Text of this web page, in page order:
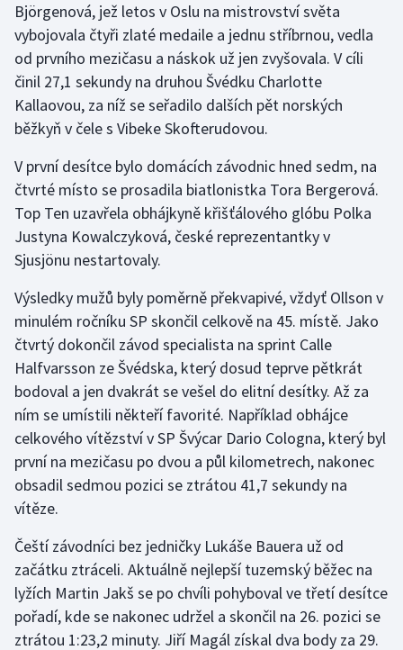
Judo
Krasobruslení
Lezení
Moderní pětiboj
Motorsport
Olympijské hry
Parasport
Plavání
Plážový volejbal
Ragby
Rychlobruslení
Short track
Sportovní střelba
Björgenová, jež letos v Oslu na mistrovství světa
vybojovala čtyři zlaté medaile a jednu stříbrnou, vedla
od prvního mezičasu a náskok už jen zvyšovala. V cíli
činil 27,1 sekundy na druhou Švédku Charlotte
Kallaovou, za níž se seřadilo dalších pět norských
běžkyň v čele s Vibeke Skofterudovou.
V první desítce bylo domácích závodnic hned sedm, na
čtvrté místo se prosadila biatlonistka Tora Bergerová.
Top Ten uzavřela obhájkyně křišťálového glóbu Polka
Justyna Kowalczyková, české reprezentantky v
Sjusjönu nestartovaly.
Výsledky mužů byly poměrně překvapivé, vždyť Ollson v
minulém ročníku SP skončil celkově na 45. místě. Jako
čtvrtý dokončil závod specialista na sprint Calle
Halfvarsson ze Švédska, který dosud teprve pětkrát
bodoval a jen dvakrát se vešel do elitní desítky. Až za
ním se umístili někteří favorité. Například obhájce
celkového vítězství v SP Švýcar Dario Cologna, který byl
první na mezičasu po dvou a půl kilometrech, nakonec
obsadil sedmou pozici se ztrátou 41,7 sekundy na
vítěze.
Čeští závodníci bez jedničky Lukáše Bauera už od
začátku ztráceli. Aktuálně nejlepší tuzemský běžec na
lyžích Martin Jakš se po chvíli pohyboval ve třetí desítce
pořadí, kde se nakonec udržel a skončil na 26. pozici se
ztrátou 1:23,2 minuty. Jiří Magál získal dva body za 29.